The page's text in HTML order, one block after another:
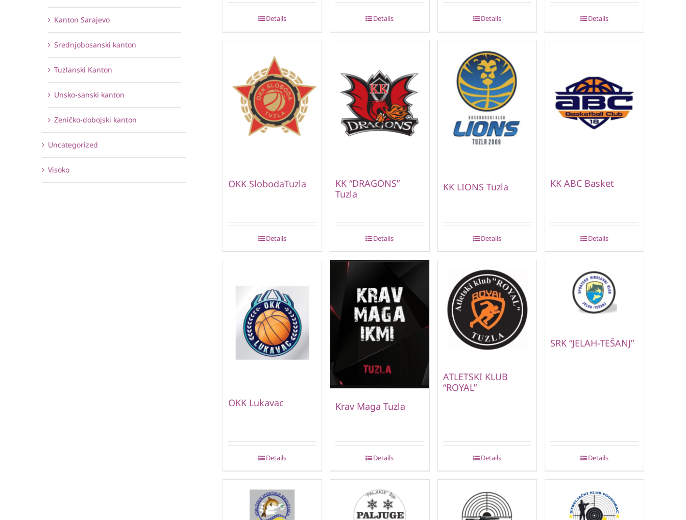
Details Details Details Details
OKK SlobodaTuzla
Details
KK “DRAGONS”
Tuzla
Details
KK LIONS Tuzla
Details
KK ABC Basket
Details
OKK Lukavac
Details
Krav Maga Tuzla
Details
ATLETSKI KLUB
“ROYAL”
Details
SRK “JELAH-TEŠANJ”
Details
Kanton Sarajevo
Srednjobosanski kanton
Tuzlanski Kanton
Unsko-sanski kanton
Zeničko-dobojski kanton
Uncategorized
Visoko